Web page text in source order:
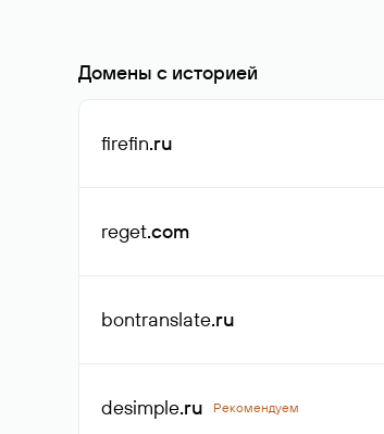
Домены с историей
firefin.ru
reget.com
bontranslate.ru
desimple.ru Рекомендуем